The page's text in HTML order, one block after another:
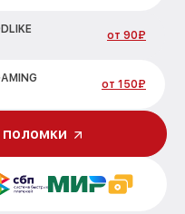
от 90₽
от 150₽